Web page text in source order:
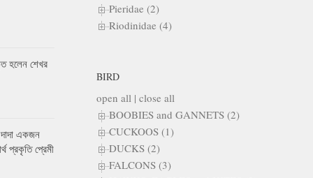
Pieridae (2)
Riodinidae (4)
BIRD
open all | close all
BOOBIES and GANNETS (2)
CUCKOOS (1)
DUCKS (2)
FALCONS (3)
হলেন শেখর
একজন
প্রকৃতি প্রেমী